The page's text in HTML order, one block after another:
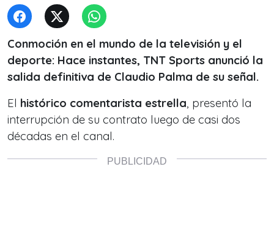
Conmoción en el mundo de la televisión y el
deporte: Hace instantes, TNT Sports anunció la
salida definitiva de Claudio Palma de su señal.
El histórico comentarista estrella, presentó la
interrupción de su contrato luego de casi dos
décadas en el canal.